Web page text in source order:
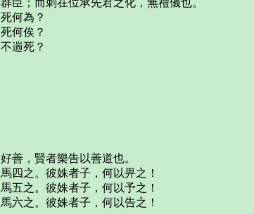
臣；而刺在位承先君之化，無禮儀也。
何為？
何俟？
遄死？
善，賢者樂告以善道也。
四之。彼姝者子，何以畀之！
五之。彼姝者子，何以予之！
六之。彼姝者子，何以告之！